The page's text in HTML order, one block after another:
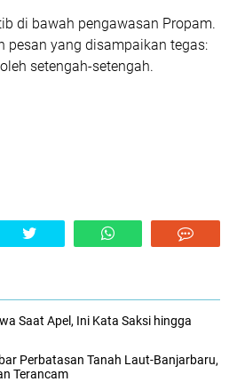
di bawah pengawasan Propam.
pesan yang disampaikan tegas:
setengah-setengah.
Saat Apel, Ini Kata Saksi hingga
Perbatasan Tanah Laut-Banjarbaru,
Terancam